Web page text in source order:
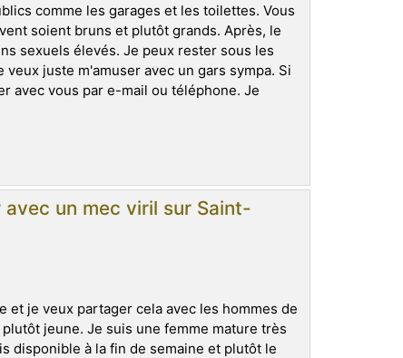
comme les garages et les toilettes. Vous
soient bruns et plutôt grands. Après, le
sexuels élevés. Je peux rester sous les
juste m'amuser avec un gars sympa. Si
avec vous par e-mail ou téléphone. Je
un mec viril sur Saint-
et je veux partager cela avec les hommes de
jeune. Je suis une femme mature très
disponible à la fin de semaine et plutôt le